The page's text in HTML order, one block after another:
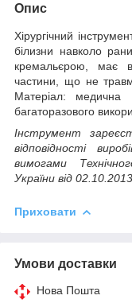
Опис
Хірургічний
білизни навколо
кремальєрою, має
частини, що не
Матеріал: медична
багаторазового
Інструмент
відповідності
вимогами
України від
Приховати
Умови доставки
Нова Пошта